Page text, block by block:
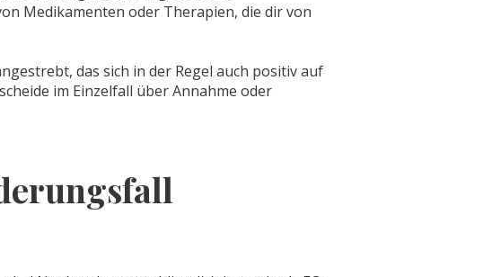
Medikamenten oder Therapien, die dir von
das sich in der Regel auch positiv auf
im Einzelfall über Annahme oder